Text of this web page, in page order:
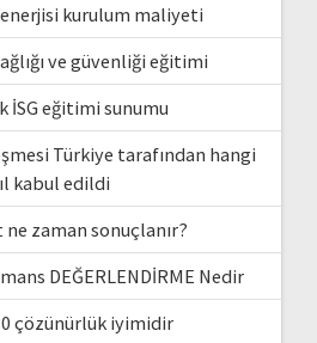
enerjisi kurulum maliyeti
ve güvenliği eğitimi
İSG eğitimi sunumu
Türkiye tarafından hangi
kabul edildi
ne zaman sonuçlanır?
DEĞERLENDİRME Nedir
çözünürlük iyimidir